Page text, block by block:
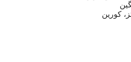
کورین